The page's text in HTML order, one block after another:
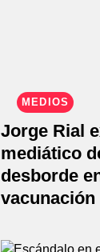
MEDIOS
Jorge Rial
mediático
desborde
vacunación